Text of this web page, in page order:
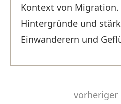
Kontext von
Hintergründe und
Einwanderern und
vorheriger